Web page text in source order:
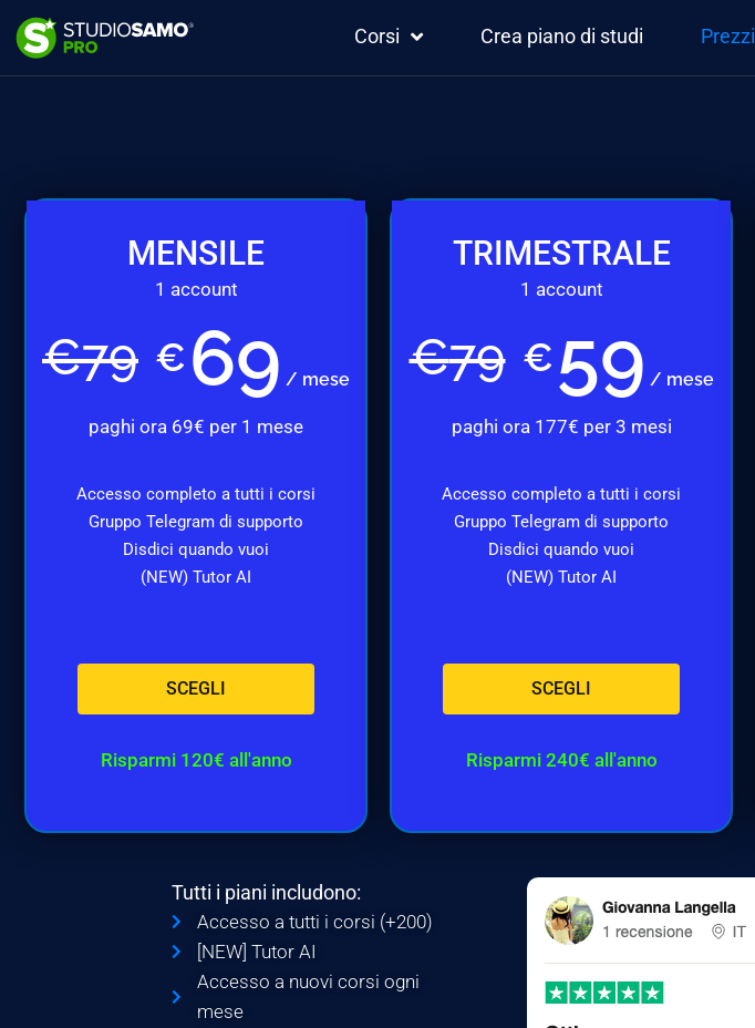
Corsi Crea piano di studi Prezzi
MENSILE
1 account
€79 €69 / mese
paghi ora 69€ per 1 mese
Accesso completo a tutti i corsi
Gruppo Telegram di supporto
Disdici quando vuoi
(NEW) Tutor AI
SCEGLI
Risparmi 120€ all'anno
TRIMESTRALE
1 account
€79 €59 / mese
paghi ora 177€ per 3 mesi
Accesso completo a tutti i corsi
Gruppo Telegram di supporto
Disdici quando vuoi
(NEW) Tutor AI
SCEGLI
Risparmi 240€ all'anno
Tutti i piani includono:
Accesso a tutti i corsi (+200)
[NEW] Tutor AI
Accesso a nuovi corsi ogni
mese